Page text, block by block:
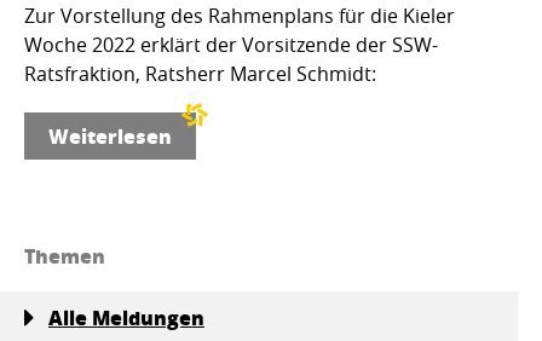
Zur Vorstellung des Rahmenplans für die Kieler
Woche 2022 erklärt der Vorsitzende der SSW-
Ratsfraktion, Ratsherr Marcel Schmidt:
Weiterlesen
Themen
Alle Meldungen